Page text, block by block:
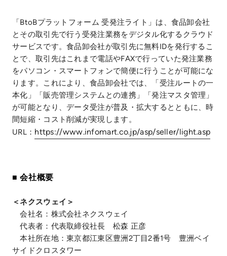
「BtoBプラットフォーム 受発注ライト」は、食品卸会社
とその取引先で行う受発注業務をデジタル化するクラウド
サービスです。食品卸会社が取引先に無料IDを発行するこ
とで、取引先はこれまで電話やFAXで行っていた発注業務
をパソコン・スマートフォンで簡便に行うことが可能にな
ります。これにより、食品卸会社では、「受注ルートの一
本化」「販売管理システムとの連携」「発注マスタ管理」
が可能となり、データ受注が普及・拡大するとともに、時
間短縮・コスト削減が実現します。
URL： https://www.infomart.co.jp/asp/seller/light.asp
■ 会社概要
＜ネクスウェイ＞
会社名：株式会社ネクスウェイ
代表者：代表取締役社長 松森 正彦
本社所在地：東京都江東区豊洲2丁目2番1号 豊洲ベイ
サイドクロスタワー